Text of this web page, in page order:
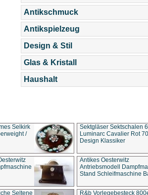
Antikschmuck
Antikspielzeug
Design & Stil
Glas & Kristall
Haushalt
Selkirk
/
Sektgläser Sektschalen
Luminarc Cavalier Rot
Design Klassiker
Antikes Oesterwitz
Antriebsmodell
Stand Schleifmaschine
Seltene
R&b Vorlegebesteck